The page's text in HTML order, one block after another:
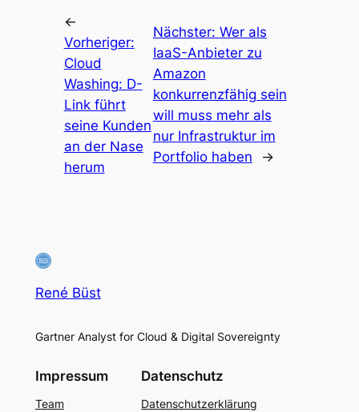
←
Vorheriger:
Cloud
Washing: D-
Link führt
seine Kunden
an der Nase
herum
Nächster: Wer als
IaaS-Anbieter zu
Amazon
konkurrenzfähig sein
will muss mehr als
nur Infrastruktur im
Portfolio haben
→
René Büst
Gartner Analyst for Cloud & Digital Sovereignty
Impressum
Team
Datenschutz
Datenschutzerklärung